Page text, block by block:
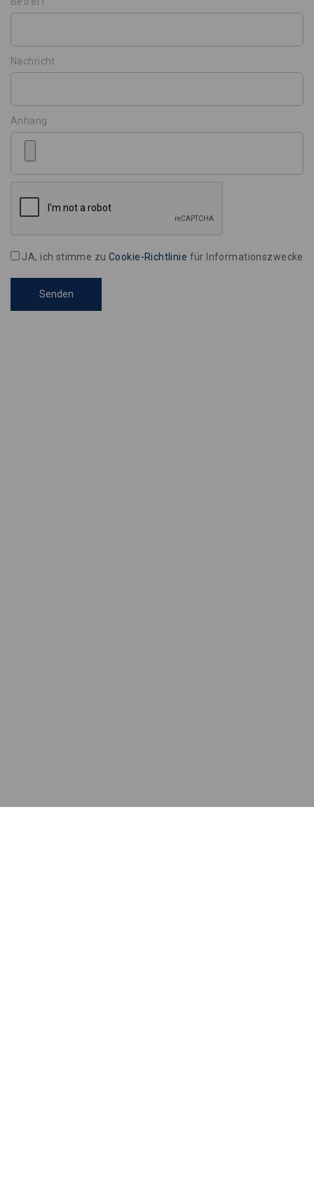
Nachricht
Anhang
JA, ich stimme zu Cookie-Richtlinie für Informationszwecke
Senden